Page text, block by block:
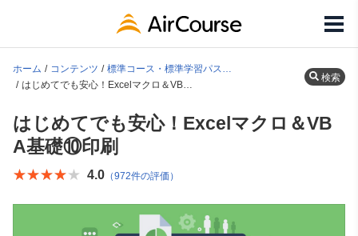
ホーム コンテンツ
標準コース・標準学習パス一覧
はじめてでも安心！Excelマクロ＆VBA基礎⑩印刷
検索
はじめてでも安心！Excelマクロ＆VB
A基礎⑩印刷
★★★★★
★★★★★ 4.0 （972件の評価）